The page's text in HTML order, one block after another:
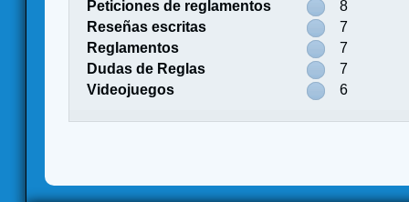
Peticiones de reglamentos
8
Reseñas escritas
7
Reglamentos
7
Dudas de Reglas
7
Videojuegos
6